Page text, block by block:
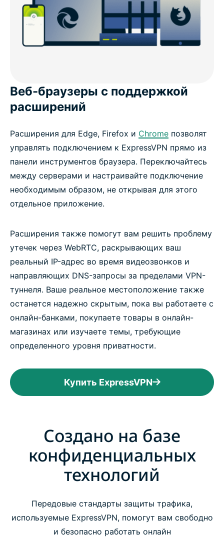
Веб-браузеры с поддержкой
расширений
Расширения для Edge, Firefox и Chrome позволят
управлять подключением к ExpressVPN прямо из
панели инструментов браузера. Переключайтесь
между серверами и настраивайте подключение
необходимым образом, не открывая для этого
отдельное приложение.
Расширения также помогут вам решить проблему
утечек через WebRTC, раскрывающих ваш
реальный IP-адрес во время видеозвонков и
направляющих DNS-запросы за пределами VPN-
туннеля. Ваше реальное местоположение также
останется надежно скрытым, пока вы работаете с
онлайн-банками, покупаете товары в онлайн-
магазинах или изучаете темы, требующие
определенного уровня приватности.
Купить ExpressVPN
Создано на базе
конфиденциальных
технологий
Передовые стандарты защиты трафика,
используемые ExpressVPN, помогут вам свободно
и безопасно работать онлайн